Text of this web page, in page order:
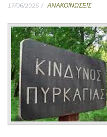
17/06/2025 ΑΝΑΚΟΙΝΩΣΕΙΣ